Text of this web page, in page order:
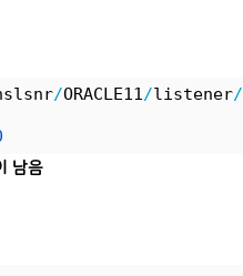
/ORACLE11/listener/
남음